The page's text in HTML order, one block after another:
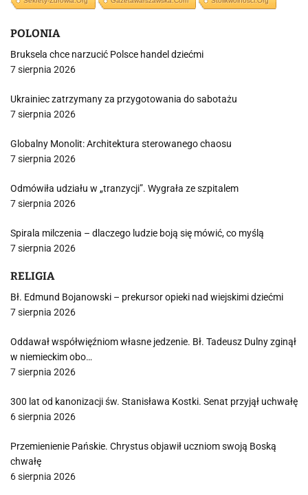
POLONIA
Bruksela chce narzucić Polsce handel dziećmi
7 sierpnia 2026
Ukrainiec zatrzymany za przygotowania do sabotażu
7 sierpnia 2026
Globalny Monolit: Architektura sterowanego chaosu
7 sierpnia 2026
Odmówiła udziału w „tranzycji”. Wygrała ze szpitalem
7 sierpnia 2026
Spirala milczenia – dlaczego ludzie boją się mówić, co myślą
7 sierpnia 2026
RELIGIA
Bł. Edmund Bojanowski – prekursor opieki nad wiejskimi dziećmi
7 sierpnia 2026
Oddawał współwięźniom własne jedzenie. Bł. Tadeusz Dulny zginął
w niemieckim obo…
7 sierpnia 2026
300 lat od kanonizacji św. Stanisława Kostki. Senat przyjął uchwałę
6 sierpnia 2026
Przemienienie Pańskie. Chrystus objawił uczniom swoją Boską
chwałę
6 sierpnia 2026